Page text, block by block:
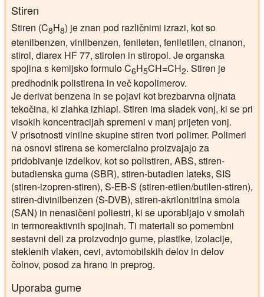
Stiren
Stiren (C8H8) je znan pod različnimi izrazi, kot so
etenilbenzen, vinilbenzen, fenileten, feniletilen, cinanon,
stirol, diarex HF 77, stirolen in stiropol. Je organska
spojina s kemijsko formulo C6H5CH=CH2. Stiren je
predhodnik polistirena in več kopolimerov.
Je derivat benzena in se pojavi kot brezbarvna oljnata
tekočina, ki zlahka izhlapi. Stiren ima sladek vonj, ki se pri
visokih koncentracijah spremeni v manj prijeten vonj.
V prisotnosti vinilne skupine stiren tvori polimer. Polimeri
na osnovi stirena se komercialno proizvajajo za
pridobivanje izdelkov, kot so polistiren, ABS, stiren-
butadienska guma (SBR), stiren-butadien lateks, SIS
(stiren-izopren-stiren), S-EB-S (stiren-etilen/butilen-stiren),
stiren-divinilbenzen (S-DVB), stiren-akrilonitrilna smola
(SAN) in nenasičeni poliestri, ki se uporabljajo v smolah
in termoreaktivnih spojinah. Ti materiali so pomembni
sestavni deli za proizvodnjo gume, plastike, izolacije,
steklenih vlaken, cevi, avtomobilskih delov in delov
čolnov, posod za hrano in preprog.
Uporaba gume